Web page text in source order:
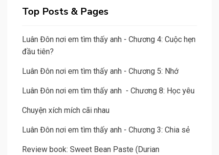
Top Posts & Pages
Luân Đôn nơi em tìm thấy anh - Chương 4: Cuộc hẹn
đầu tiên?
Luân Đôn nơi em tìm thấy anh - Chương 5: Nhớ
Luân Đôn nơi em tìm thấy anh - Chương 8: Học yêu
Chuyện xích mích cãi nhau
Luân Đôn nơi em tìm thấy anh - Chương 3: Chia sẻ
Review book: Sweet Bean Paste (Durian